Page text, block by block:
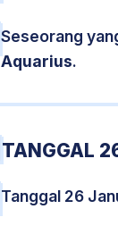
Seseorang
Aquarius.
TANGGAL
Tanggal 26